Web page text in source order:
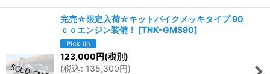
完売☆限定入荷☆キットバイクメッキタイプ 90
ｃｃエンジン装備！ [TNK-GMS90]
123,000円(税別)
(税込: 135,300円)